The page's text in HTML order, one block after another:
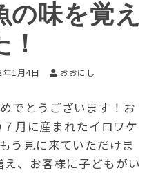
の味を覚え
！
1月4日 おおにし
でとうございます！お
月に産まれたイロワケ
う見に来ていただけま
、お客様に子どもがい